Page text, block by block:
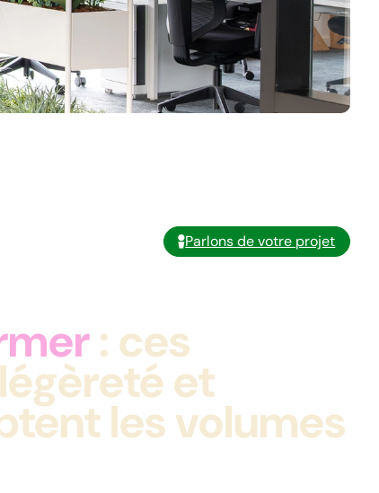
Parlons de votre projet
: ces
et
les volumes